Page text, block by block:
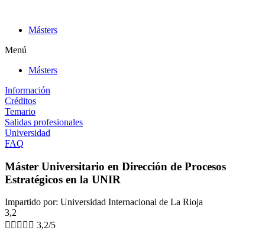
contenidoMásters
Menú
Másters
Información
Créditos
Temario
Salidas profesionales
Universidad
FAQ
Máster Universitario en Dirección de Procesos
Estratégicos en la UNIR
Impartido por: Universidad Internacional de La Rioja
3,2
     3,2/5